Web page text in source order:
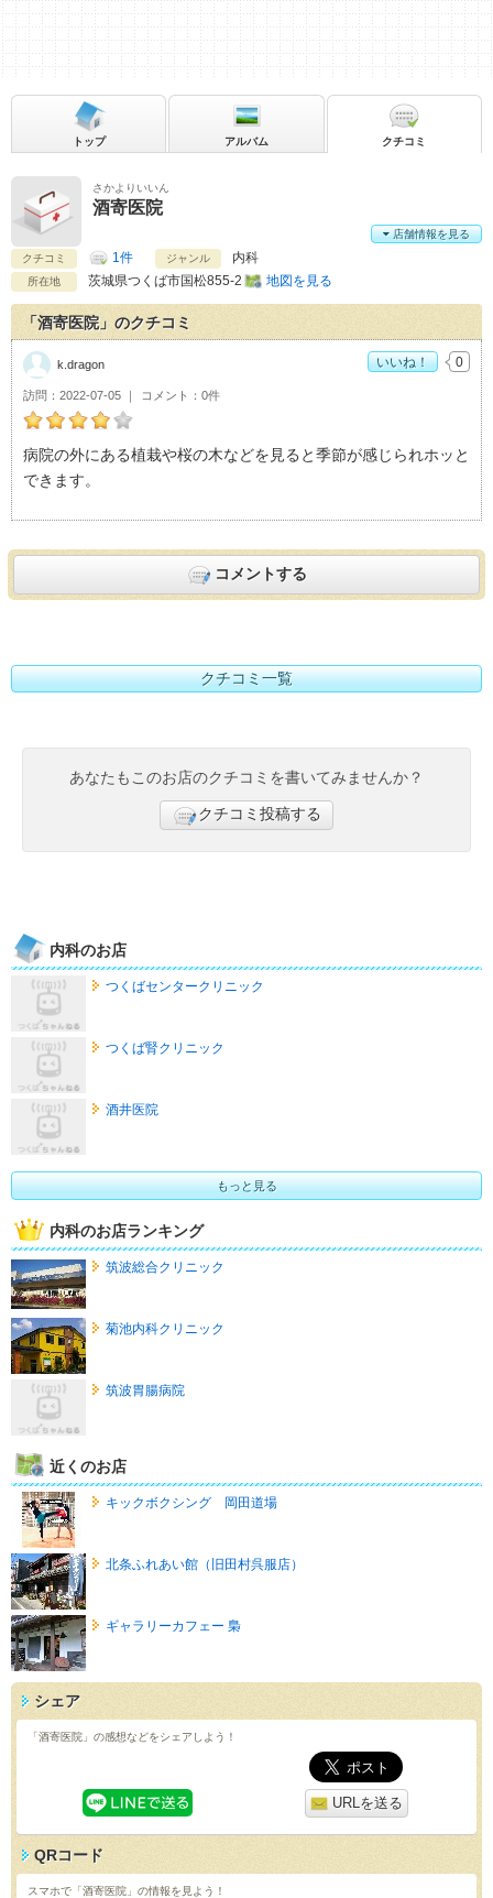
さかよりいいん
酒寄医院
クチコミ 1件 ジャンル 内科
所在地 茨城県つくば市国松855-2 地図を見る
店舗情報を見る
トップ アルバム クチコミ
「酒寄医院」のクチコミ
k.dragonの酒寄医院おすすめ度：4
病院の外にある植栽や桜の木などを見ると季節が感じられホッと
できます。
訪問 2022-07-05 コメント 0件
k.dragon いいね！ 0
コメントする
クチコミ一覧
あなたもこのお店のクチコミを書いてみませんか？
クチコミ投稿する
内科のお店
つくばセンタークリニック
つくば腎クリニック
酒井医院
もっと見る
内科のお店ランキング
筑波総合クリニック
菊池内科クリニック
筑波胃腸病院
近くのお店
キックボクシング 岡田道場
北条ふれあい館（旧田村呉服店）
ギャラリーカフェー 梟
シェア
「酒寄医院」の感想などをシェアしよう！
URLを送る
QRコード
スマホで「酒寄医院」の情報を見よう！